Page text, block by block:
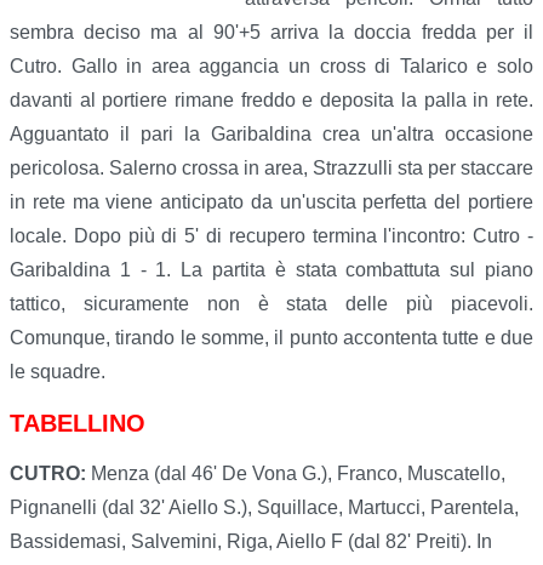
sembra deciso ma al 90'+5 arriva la doccia fredda per il
Cutro. Gallo in area aggancia un cross di Talarico e solo
davanti al portiere rimane freddo e deposita la palla in rete.
Agguantato il pari la Garibaldina crea un'altra occasione
pericolosa. Salerno crossa in area, Strazzulli sta per staccare
in rete ma viene anticipato da un'uscita perfetta del portiere
locale. Dopo più di 5' di recupero termina l'incontro: Cutro -
Garibaldina 1 - 1. La partita è stata combattuta sul piano
tattico, sicuramente non è stata delle più piacevoli.
Comunque, tirando le somme, il punto accontenta tutte e due
le squadre.
TABELLINO
CUTRO: Menza (dal 46' De Vona G.), Franco, Muscatello,
Pignanelli (dal 32' Aiello S.), Squillace, Martucci, Parentela,
Bassidemasi, Salvemini, Riga, Aiello F (dal 82' Preiti). In